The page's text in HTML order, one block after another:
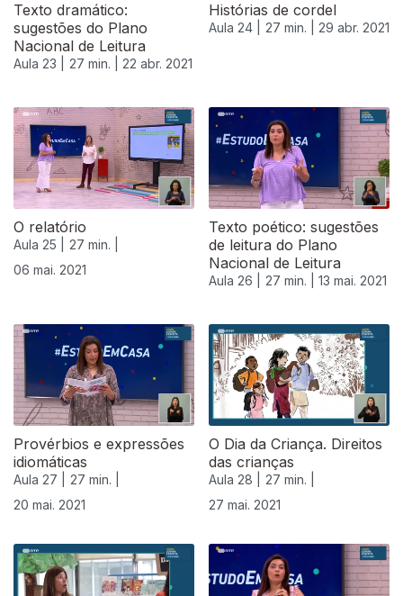
Texto dramático:
sugestões do Plano
Nacional de Leitura
Aula 23 | 27 min. | 22 abr. 2021
Histórias de cordel
Aula 24 | 27 min. | 29 abr. 2021
O relatório
Aula 25 |
27 min. |
06 mai. 2021
Texto poético: sugestões
de leitura do Plano
Nacional de Leitura
Aula 26 | 27 min. | 13 mai. 2021
Provérbios e expressões
idiomáticas
Aula 27 |
27 min. |
20 mai. 2021
O Dia da Criança. Direitos
das crianças
Aula 28 |
27 min. |
27 mai. 2021